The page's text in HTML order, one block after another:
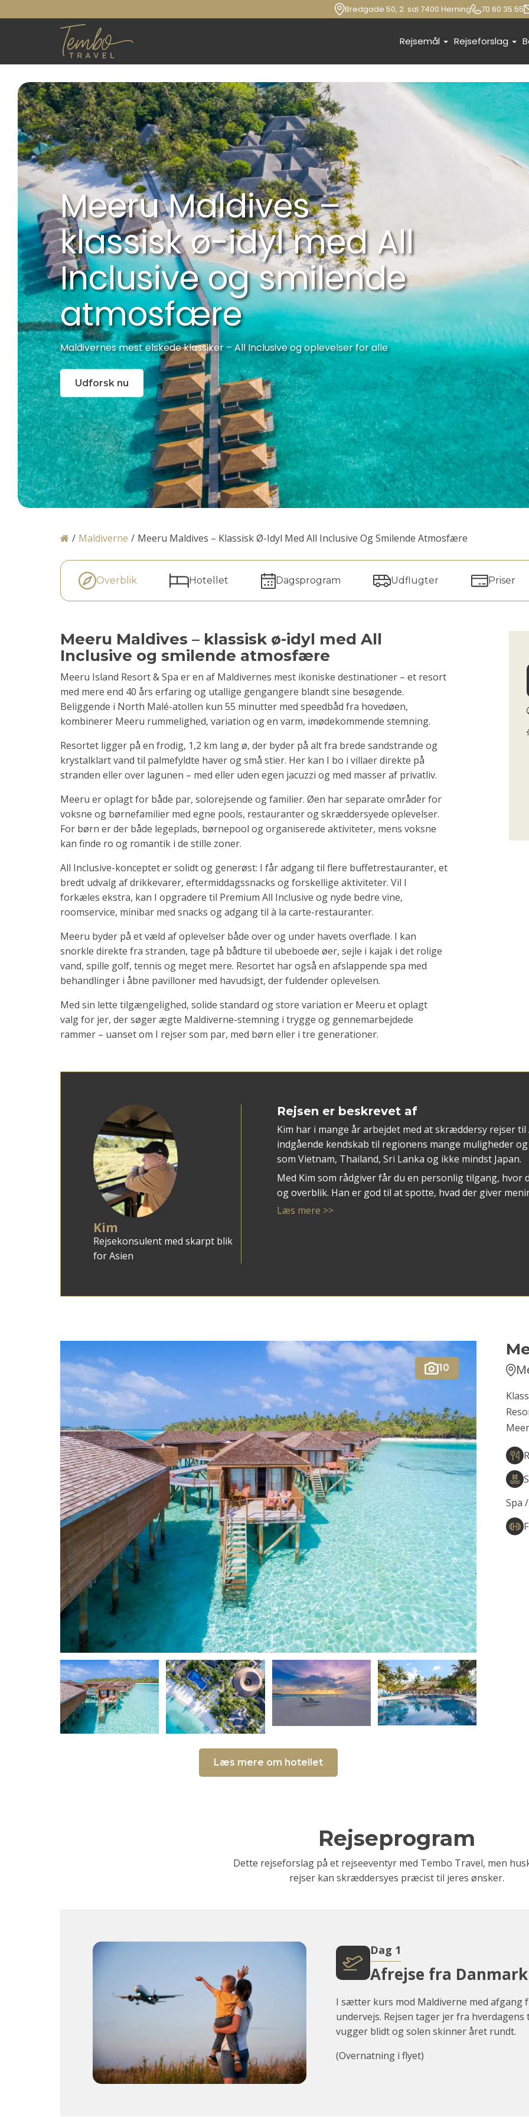
Bredgade 50, 2. sal 7400 Herning 70 60 35 55
Rejsemål Rejseforslag
Meeru Maldives –
klassisk ø-idyl med All
Inclusive og smilende
atmosfære
Maldivernes mest elskede klassiker – All Inclusive og oplevelser for alle
Udforsk nu
/ Maldiverne / Meeru Maldives – Klassisk Ø-Idyl Med All Inclusive Og Smilende Atmosfære
Overblik Hotellet Dagsprogram Udflugter Priser
Meeru Maldives – klassisk ø-idyl med All
Inclusive og smilende atmosfære
Meeru Island Resort & Spa er en af Maldivernes mest ikoniske destinationer – et resort
med mere end 40 års erfaring og utallige gengangere blandt sine besøgende.
Beliggende i North Malé-atollen kun 55 minutter med speedbåd fra hovedøen,
kombinerer Meeru rummelighed, variation og en varm, imødekommende stemning.
Resortet ligger på en frodig, 1,2 km lang ø, der byder på alt fra brede sandstrande og
krystalklart vand til palmefyldte haver og små stier. Her kan I bo i villaer direkte på
stranden eller over lagunen – med eller uden egen jacuzzi og med masser af privatliv.
Meeru er oplagt for både par, solorejsende og familier. Øen har separate områder for
voksne og børnefamilier med egne pools, restauranter og skræddersyede oplevelser.
For børn er der både legeplads, børnepool og organiserede aktiviteter, mens voksne
kan finde ro og romantik i de stille zoner.
All Inclusive-konceptet er solidt og generøst: I får adgang til flere buffetrestauranter, et
bredt udvalg af drikkevarer, eftermiddagssnacks og forskellige aktiviteter. Vil I
forkæles ekstra, kan I opgradere til Premium All Inclusive og nyde bedre vine,
roomservice, minibar med snacks og adgang til à la carte-restauranter.
Meeru byder på et væld af oplevelser både over og under havets overflade. I kan
snorkle direkte fra stranden, tage på bådture til ubeboede øer, sejle i kajak i det rolige
vand, spille golf, tennis og meget mere. Resortet har også en afslappende spa med
behandlinger i åbne pavilloner med havudsigt, der fuldender oplevelsen.
Med sin lette tilgængelighed, solide standard og store variation er Meeru et oplagt
valg for jer, der søger ægte Maldiverne-stemning i trygge og gennemarbejdede
rammer – uanset om I rejser som par, med børn eller i tre generationer.
Rejsen er beskrevet af
Kim har i mange år arbejdet med at skræddersy rejser
indgående kendskab til regionens mange muligheder
som Vietnam, Thailand, Sri Lanka og ikke mindst Japan.
Med Kim som rådgiver får du en personlig tilgang, hvor
og overblik. Han er god til at spotte, hvad der giver
autentiske oplevelser, høj komfort eller en blanding af
Læs mere >>
Kim
Rejsekonsulent med skarpt blik
for Asien
10
Læs mere om hotellet
Spa
Rejseprogram
Dette rejseforslag på et rejseeventyr med Tembo Travel, men
rejser kan skræddersyes præcist til jeres ønsker.
Dag 1
Afrejse fra Danmark
I sætter kurs mod Maldiverne med afgang
undervejs. Rejsen tager jer fra
vugger blidt og solen skinner året rundt.
(Overnatning i flyet)